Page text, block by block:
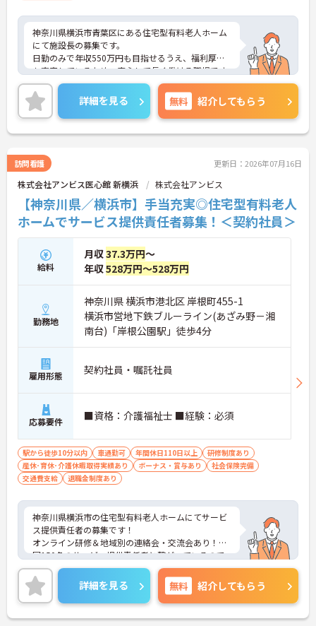
神奈川県横浜市青葉区にある住宅型有料老人ホーム
にて施設長の募集です。
日勤のみで年収550万円も目指せるうえ、福利厚生
も充実しているため、安心して長く働ける職場です
☆
ご興味のある方には、面接対策ポイントなど、さら
に詳細をご案内しますのでお気軽にご相談くださ
い！
詳細を見る 無料 紹介してもらう
訪問看護 更新日：2026年07月16日
株式会社アンビス医心館 新横浜 株式会社アンビス
【神奈川県／横浜市】手当充実◎住宅型有料老人
ホームでサービス提供責任者募集！＜契約社員＞
給料
月収37.3万円～
年収528万円～528万円
勤務地
神奈川県 横浜市港北区 岸根町455-1
横浜市営地下鉄ブルーライン(あざみ野－湘
南台)「岸根公園駅」徒歩4分
雇用形態 契約社員・嘱託社員
応募要件 ■資格：介護福祉士 ■経験：必須
駅から徒歩10分以内 車通勤可 年間休日110日以上
研修制度あり
産休･育休･介護休暇取得実績あり
ボーナス・賞与あり
社会保険完備
交通費支給
退職金制度あり
神奈川県横浜市の住宅型有料老人ホームにてサービ
ス提供責任者の募集です！
オンライン研修＆地域別の連絡会・交流会あり！全
国150名のサービス提供責任者と繋がっているので
安心して働ける環境が整っています◎また、年2回
の賞与がありやりがいをもって働くことができま
す！
ご興味ある方は面接ポイントをお伝えしますので、
お気軽にご連絡ください。
詳細を見る 無料 紹介してもらう